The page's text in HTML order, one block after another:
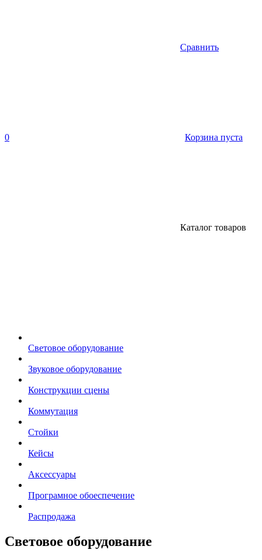
Сравнить
0 Корзина пуста
Каталог товаров
Световое оборудование
Звуковое оборудование
Конструкции сцены
Коммутация
Стойки
Кейсы
Аксессуары
Програмное обоеспечение
Распродажа
Световое оборудование